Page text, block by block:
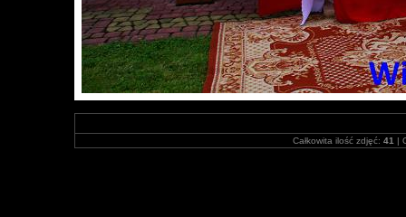
Całkowita ilość zdjęć: 41 |